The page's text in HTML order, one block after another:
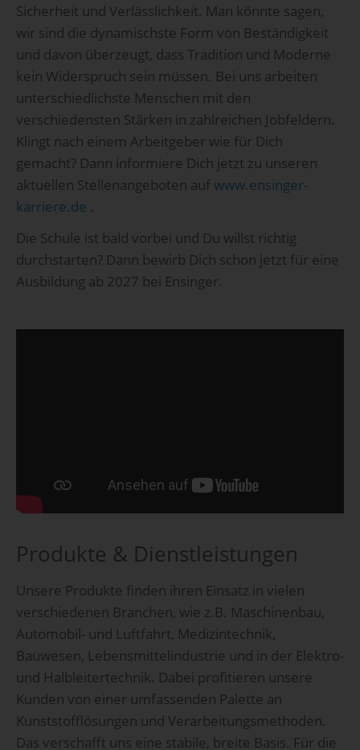
Sicherheit und Verlässlichkeit. Man könnte sagen,
wir sind die dynamischste Form von Beständigkeit
und davon überzeugt, dass Tradition und Moderne
kein Widerspruch sein müssen. Bei uns arbeiten
unterschiedlichste Menschen mit den
verschiedensten Stärken in zahlreichen Jobfeldern.
Klingt nach einem Arbeitgeber wie für Dich
gemacht? Dann informiere Dich jetzt zu unseren
aktuellen Stellenangeboten aufwww.ensinger-
karriere.de .
Die Schule ist bald vorbei und Du willst richtig
durchstarten? Dann bewirb Dich schon jetzt für eine
Ausbildung ab 2027 bei Ensinger.
Produkte & Dienstleistungen
Unsere Produkte finden ihren Einsatz in vielen
verschiedenen Branchen, wie z.B. Maschinenbau,
Automobil- und Luftfahrt, Medizintechnik,
Bauwesen, Lebensmittelindustrie und in der Elektro-
und Halbleitertechnik. Dabei profitieren unsere
Kunden von einer umfassenden Palette an
Kunststofflösungen und Verarbeitungsmethoden.
Das verschafft uns eine stabile, breite Basis. Für die